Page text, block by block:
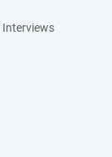
Interviews